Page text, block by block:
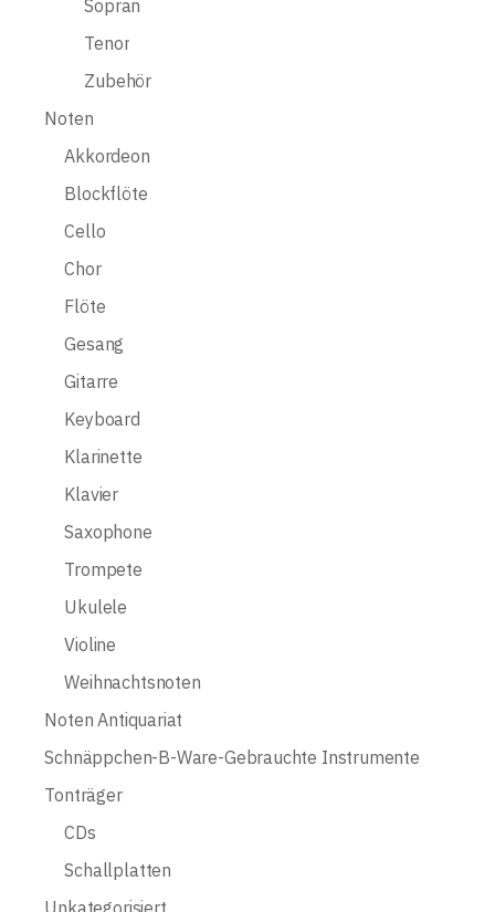
Sopran
Tenor
Zubehör
Noten
Akkordeon
Blockflöte
Cello
Chor
Flöte
Gesang
Gitarre
Keyboard
Klarinette
Klavier
Saxophone
Trompete
Ukulele
Violine
Weihnachtsnoten
Noten Antiquariat
Schnäppchen-B-Ware-Gebrauchte Instrumente
Tonträger
CDs
Schallplatten